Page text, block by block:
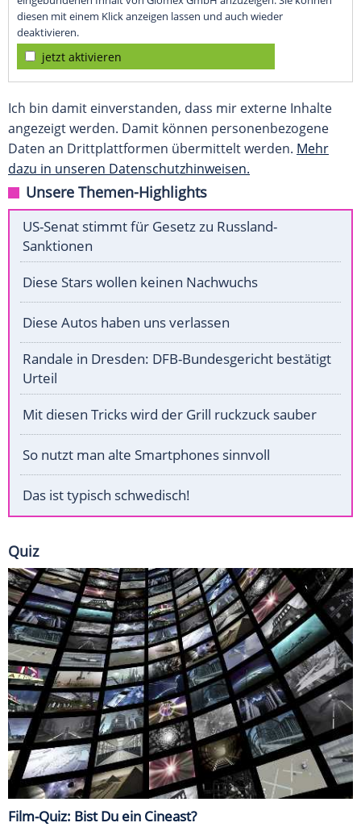
diesen mit einem Klick anzeigen lassen und auch wieder
deaktivieren.
jetzt aktivieren
Ich bin damit einverstanden, dass mir externe Inhalte
angezeigt werden. Damit können personenbezogene
Daten an Drittplattformen übermittelt werden. Mehr
dazu in unseren Datenschutzhinweisen.
Unsere Themen-Highlights
US-Senat stimmt für Gesetz zu Russland-
Sanktionen
Diese Stars wollen keinen Nachwuchs
Diese Autos haben uns verlassen
Randale in Dresden: DFB-Bundesgericht bestätigt
Urteil
Mit diesen Tricks wird der Grill ruckzuck sauber
So nutzt man alte Smartphones sinnvoll
Das ist typisch schwedisch!
Quiz
Film-Quiz: Bist Du ein Cineast?